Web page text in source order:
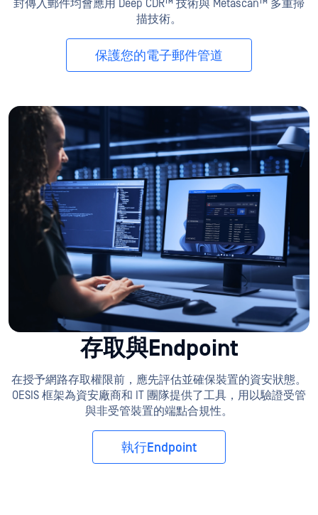
封傳入郵件均會應用 Deep CDR™ 技術與 Metascan™ 多重掃
描技術。
保護您的電子郵件管道
存取與Endpoint
在授予網路存取權限前，應先評估並確保裝置的資安狀態。
OESIS 框架為資安廠商和 IT 團隊提供了工具，用以驗證受管
與非受管裝置的端點合規性。
執行Endpoint